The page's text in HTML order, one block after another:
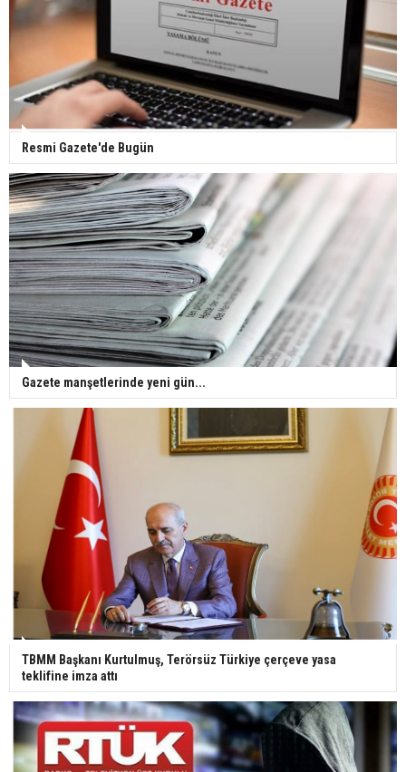
Gazze'deki Sağlık Bakanlığı duyurdu: Vahşetin
pençesinde 2 salgın vaka tespit edildi
Resmi Gazete'de Bugün
Gazete manşetlerinde yeni gün...
TBMM Başkanı Kurtulmuş, Terörsüz Türkiye çerçeve yasa
teklifine imza attı